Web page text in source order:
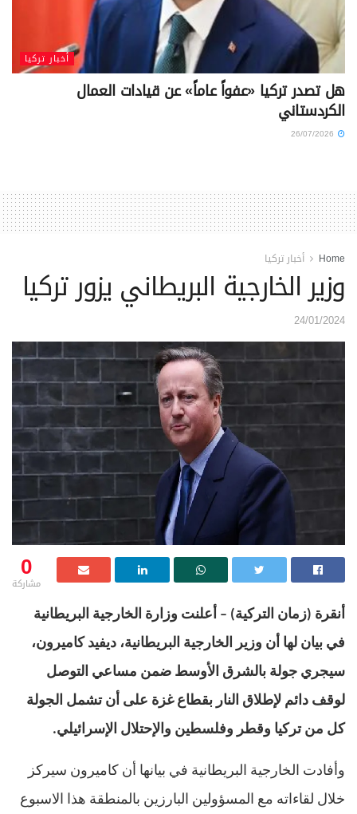
أخبار تركيا
هل تصدر تركيا «عفواً عاماً» عن قيادات العمال
الكردستاني
Home أخبار تركيا
وزير الخارجية البريطاني يزور تركيا
24/01/2024
0
مشاركة
أنقرة (زمان التركية) – أعلنت وزارة الخارجية البريطانية
في بيان لها أن وزير الخارجية البريطانية، ديفيد كاميرون،
سيجري جولة بالشرق الأوسط ضمن مساعي التوصل
لوقف دائم لإطلاق النار بقطاع غزة على أن تشمل الجولة
كل من تركيا وقطر وفلسطين والإحتلال الإسرائيلي.
وأفادت الخارجية البريطانية في بيانها أن كاميرون سيركز
خلال لقاءاته مع المسؤولين البارزين بالمنطقة هذا الاسبوع